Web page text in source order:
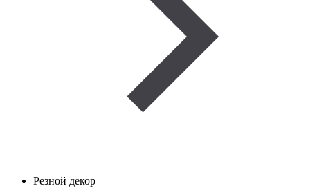
Резной декор